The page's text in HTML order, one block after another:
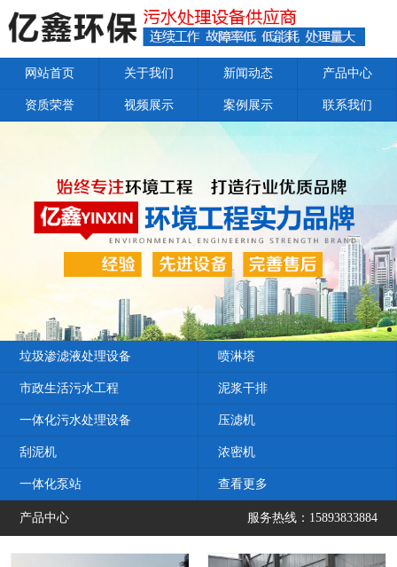
网站首页 关于我们 新闻动态 产品中心
资质荣誉 视频展示 案例展示 联系我们
垃圾渗滤液处理设备 喷淋塔
市政生活污水工程 泥浆干排
一体化污水处理设备 压滤机
刮泥机 浓密机
一体化泵站 查看更多
产品中心 服务热线：15893833884